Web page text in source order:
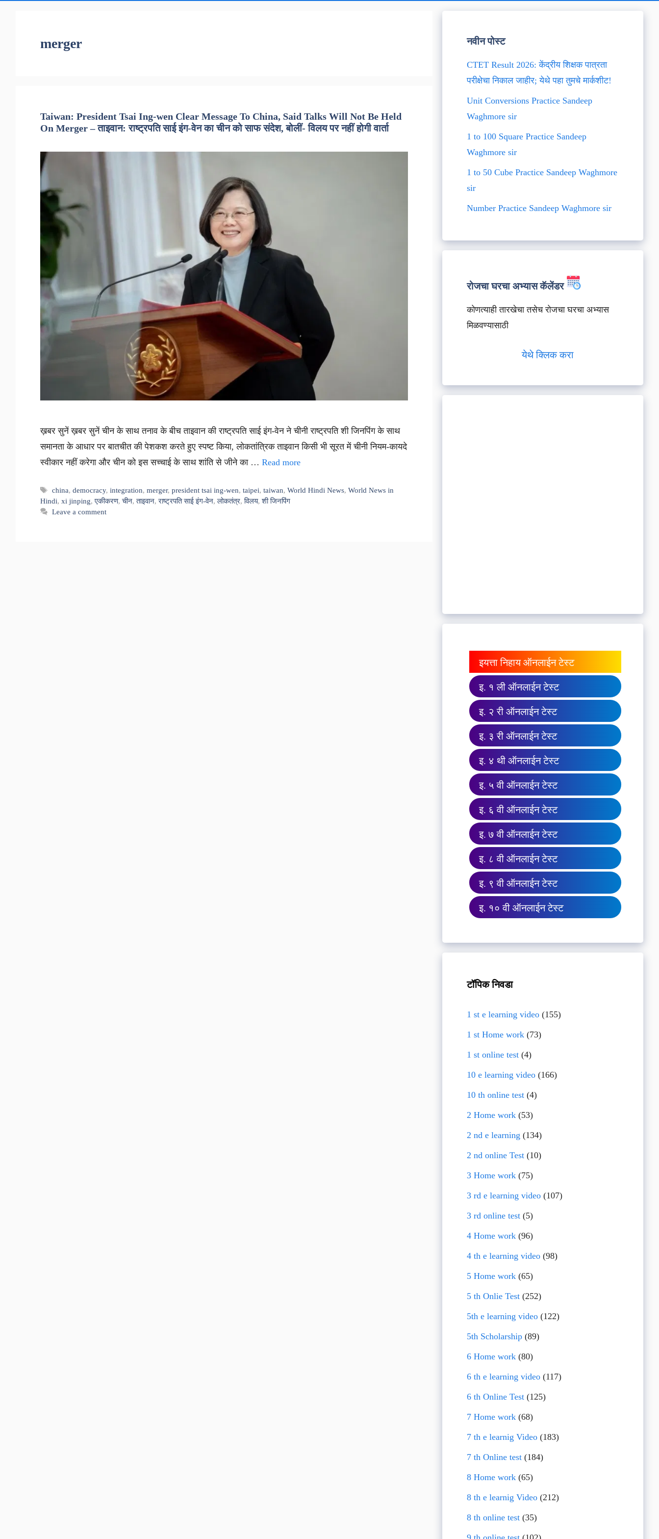
merger
Taiwan: President Tsai Ing-wen Clear Message To China, Said Talks Will Not Be Held
On Merger – ताइवान: राष्ट्रपति साई इंग-वेन का चीन को साफ संदेश, बोलीं- विलय पर नहीं होगी वार्ता
ख़बर सुनें ख़बर सुनें चीन के साथ तनाव के बीच ताइवान की राष्ट्रपति साई इंग-वेन ने चीनी राष्ट्रपति शी जिनपिंग के साथ
समानता के आधार पर बातचीत की पेशकश करते हुए स्पष्ट किया, लोकतांत्रिक ताइवान किसी भी सूरत में चीनी नियम-कायदे
स्वीकार नहीं करेगा और चीन को इस सच्चाई के साथ शांति से जीने का … Read more
Tags
china,democracy,integration,merger,president tsai ing-wen,taipei,taiwan,World Hindi News,World News in
Hindi, xi jinping,एकीकरण,चीन,ताइवान,राष्ट्रपति साई इंग-वेन,लोकतंत्र,विलय,शी जिनपिंग
Leave a comment
नवीन पोस्ट
CTET Result 2026: केंद्रीय शिक्षक पात्रता
परीक्षेचा निकाल जाहीर; येथे पहा तुमचे मार्कशीट!
Unit Conversions Practice Sandeep
Waghmore sir
1 to 100 Square Practice Sandeep
Waghmore sir
1 to 50 Cube Practice Sandeep Waghmore
sir
Number Practice Sandeep Waghmore sir
रोजचा घरचा अभ्यास कॅलेंडर
कोणत्याही तारखेचा तसेच रोजचा घरचा अभ्यास
मिळवण्यासाठी
येथे क्लिक करा
इयत्ता निहाय ऑनलाईन टेस्ट
इ. १ ली ऑनलाईन टेस्ट
इ. २ री ऑनलाईन टेस्ट
इ. ३ री ऑनलाईन टेस्ट
इ. ४ थी ऑनलाईन टेस्ट
इ. ५ वी ऑनलाईन टेस्ट
इ. ६ वी ऑनलाईन टेस्ट
इ. ७ वी ऑनलाईन टेस्ट
इ. ८ वी ऑनलाईन टेस्ट
इ. ९ वी ऑनलाईन टेस्ट
इ. १० वी ऑनलाईन टेस्ट
टॉपिक निवडा
1 st e learning video(155)
1 st Home work(73)
1 st online test(4)
10 e learning video(166)
10 th online test(4)
2 Home work(53)
2 nd e learning (134)
2 nd online Test(10)
3 Home work(75)
3 rd e learning video(107)
3 rd online test(5)
4 Home work(96)
4 th e learning video(98)
5 Home work(65)
5 th Onlie Test(252)
5th e learning video(122)
5th Scholarship(89)
6 Home work(80)
6 th e learning video(117)
6 th Online Test(125)
7 Home work(68)
7 th e learnig Video(183)
7 th Online test(184)
8 Home work(65)
8 th e learnig Video(212)
8 th online test(35)